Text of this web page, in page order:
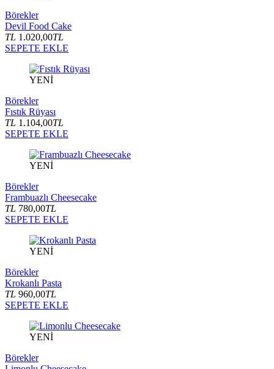
Börekler
Devil Food Cake
TL 1.020,00TL
SEPETE EKLE
YENİ
Börekler
Fıstık Rüyası
TL 1.104,00TL
SEPETE EKLE
YENİ
Börekler
Frambuazlı Cheesecake
TL 780,00TL
SEPETE EKLE
YENİ
Börekler
Krokanlı Pasta
TL 960,00TL
SEPETE EKLE
YENİ
Börekler